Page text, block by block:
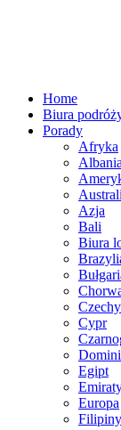
Home
Biura
Porady
Afryka
Albania
Azja
Bali
Biura
Czechy
Cypr
Egipt
Europa
Filipiny